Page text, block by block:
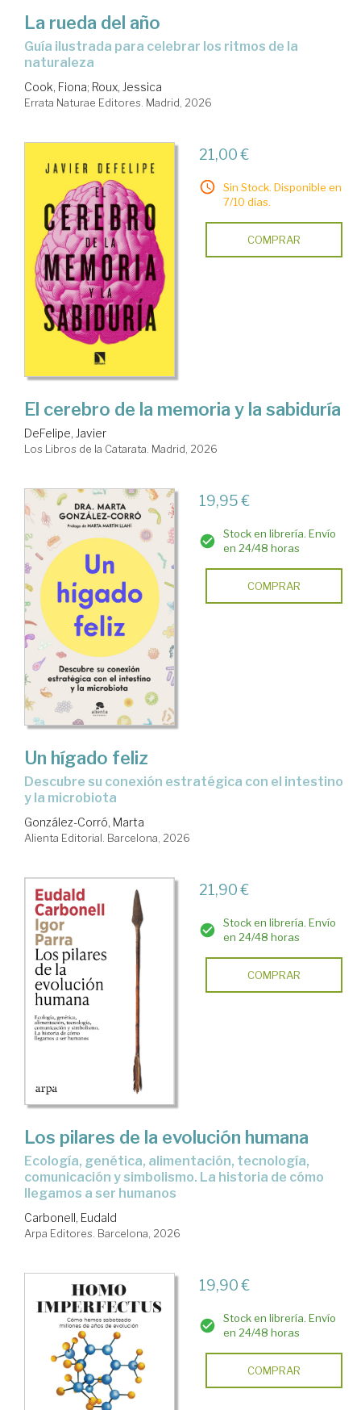
La rueda del año
Guía ilustrada para celebrar los ritmos de la
naturaleza
Cook, Fiona; Roux, Jessica
Errata Naturae Editores. Madrid, 2026
21,00 €
Sin Stock. Disponible en
7/10 días.
COMPRAR
El cerebro de la memoria y la sabiduría
DeFelipe, Javier
Los Libros de la Catarata. Madrid, 2026
19,95 €
Stock en librería. Envío
en 24/48 horas
COMPRAR
Un hígado feliz
Descubre su conexión estratégica con el intestino
y la microbiota
González-Corró, Marta
Alienta Editorial. Barcelona, 2026
21,90 €
Stock en librería. Envío
en 24/48 horas
COMPRAR
Los pilares de la evolución humana
Ecología, genética, alimentación, tecnología,
comunicación y simbolismo. La historia de cómo
llegamos a ser humanos
Carbonell, Eudald
Arpa Editores. Barcelona, 2026
19,90 €
Stock en librería. Envío
en 24/48 horas
COMPRAR